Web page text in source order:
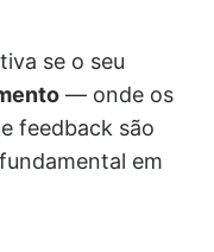
se o seu
— onde os
feedback são
em